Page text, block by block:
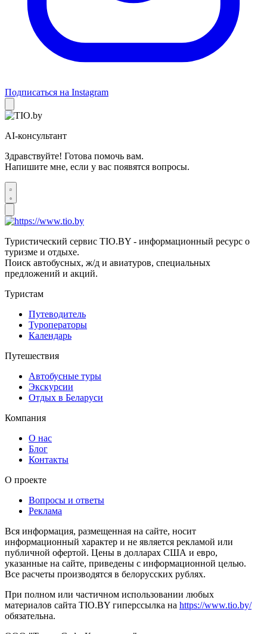
Подписаться на Instagram
AI-консультант
Здравствуйте! Готова помочь вам.
Напишите мне, если у вас появятся вопросы.
Туристический сервис TIO.BY - информационный ресурс о
туризме и отдыхе.
Поиск автобусных, ж/д и авиатуров, специальных
предложений и акций.
Туристам
Путеводитель
Туроператоры
Календарь
Путешествия
Автобусные туры
Экскурсии
Отдых в Беларуси
Компания
О нас
Блог
Контакты
О проекте
Вопросы и ответы
Реклама
Вся информация, размещенная на сайте, носит
информационный характер и не является рекламой или
публичной офертой. Цены в долларах США и евро,
указанные на сайте, приведены с информационной целью.
Все расчеты производятся в белорусских рублях.
При полном или частичном использовании любых
материалов сайта TIO.BY гиперссылка на https://www.tio.by/
обязательна.